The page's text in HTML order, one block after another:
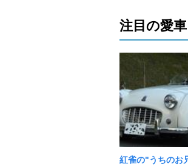
注目の愛車
紅雀の"うちのお